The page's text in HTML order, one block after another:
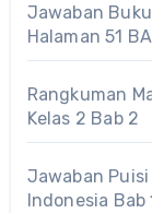
Jawaban
Halaman 51
Rangkuman
Kelas 2 Bab 2
Jawaban
Indonesia Bab